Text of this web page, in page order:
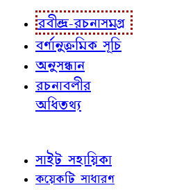
রবীন্দ্র-রচনাসমগ্র
বর্ণানুক্রমিক সূচি
অনুসন্ধান
রচনাবলীর
অধিতথ্য
সাইট সহায়িকা
কয়েকটি সাধারণ